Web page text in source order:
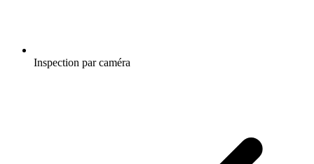
Inspection par caméra